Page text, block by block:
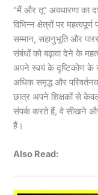
“मैं और तू” अवधारणा का
विभिन्न क्षेत्रों पर
सम्मान, सहानुभूति और
संबंधों को बढ़ावा देने के
अपने स्वयं के दृष्टिकोण के
अधिक समृद्ध और
छात्र अपने शिक्षकों से
संपर्क करते हैं, वे सीखने
हैं।
Also Read: